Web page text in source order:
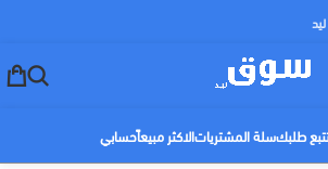
طلبكسلة المشترياتالاكثر مبيعاًحسابي